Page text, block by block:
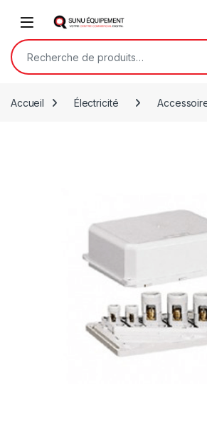
Open
Recherche pour :
Accueil Électricité